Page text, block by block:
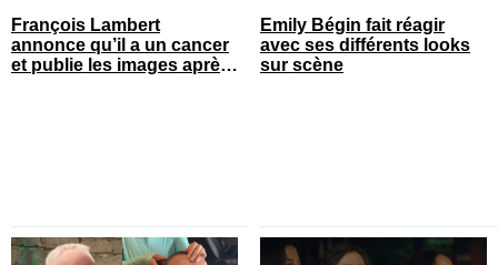
François Lambert
annonce qu’il a un cancer
et publie les images après
Emily Bégin fait réagir
avec ses différents looks
sur scène